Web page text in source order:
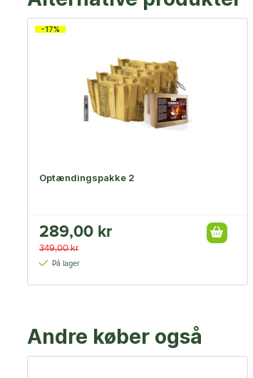
-17%
Optændingspakke 2
289,00 kr
349,00 kr
På lager
Andre køber også